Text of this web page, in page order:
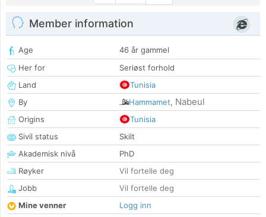
Member information
Age
46 år gammel
Her for
Seriøst forhold
Land
Tunisia
By
Hammamet, Nabeul
Origins
Tunisia
Sivil status
Skilt
Akademisk nivå
PhD
Røyker
Vil fortelle deg
Jobb
Vil fortelle deg
Mine venner
Logg inn